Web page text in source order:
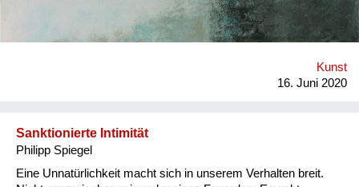
Kunst
16. Juni 2020
Sanktionierte Intimität
Philipp Spiegel
Eine Unnatürlichkeit macht sich in unserem Verhalten breit.